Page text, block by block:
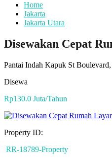
Home
Jakarta
Jakarta Utara
Disewakan Cepat
Pantai Indah Kapuk St
Disewa
Rp130.0 Juta/Tahun
Property ID:
RR-18789-Property